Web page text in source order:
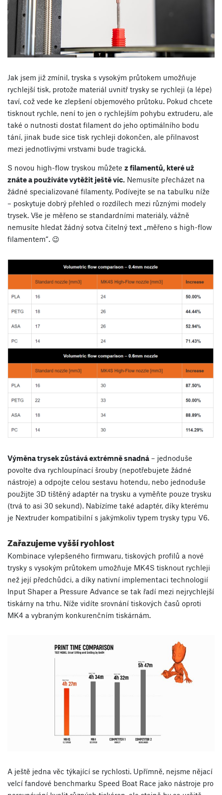
Jak jsem již zmínil, tryska s vysokým průtokem umožňuje
rychlejší tisk, protože materiál uvnitř trysky se rychleji (a lépe)
taví, což vede ke zlepšení objemového průtoku. Pokud chcete
tisknout rychle, není to jen o rychlejším pohybu extruderu, ale
také o nutnosti dostat filament do jeho optimálního bodu
tání, jinak bude sice tisk rychleji dokončen, ale přilnavost
mezi jednotlivými vrstvami bude tragická.
S novou high-flow tryskou můžete z filamentů, které už
znáte a používáte vytěžit ještě víc. Nemusíte přecházet na
žádné specializované filamenty. Podívejte se na tabulku níže
– poskytuje dobrý přehled o rozdílech mezi různými modely
trysek. Vše je měřeno se standardními materiály, vážně
nemusíte hledat žádný sotva čitelný text „měřeno s high-flow
filamentem“. 😉
Výměna trysek zůstává extrémně snadná – jednoduše
povolte dva rychloupínací šrouby (nepotřebujete žádné
nástroje) a odpojte celou sestavu hotendu, nebo jednoduše
použijte 3D tištěný adaptér na trysku a vyměňte pouze trysku
(trvá to asi 30 sekund). Nabízíme také adaptér, díky kterému
je Nextruder kompatibilní s jakýmkoliv typem trysky typu V6.
Zařazujeme vyšší rychlost
Kombinace vylepšeného firmwaru, tiskových profilů a nové
trysky s vysokým průtokem umožňuje MK4S tisknout rychleji
než její předchůdci, a díky nativní implementaci technologií
Input Shaper a Pressure Advance se tak řadí mezi nejrychlejší
tiskárny na trhu. Níže vidíte srovnání tiskových časů oproti
MK4 a vybraným konkurenčním tiskárnám.
A ještě jedna věc týkající se rychlosti. Upřímně, nejsme nějací
velcí fandové benchmarku Speed ​​Boat Race jako nástroje pro